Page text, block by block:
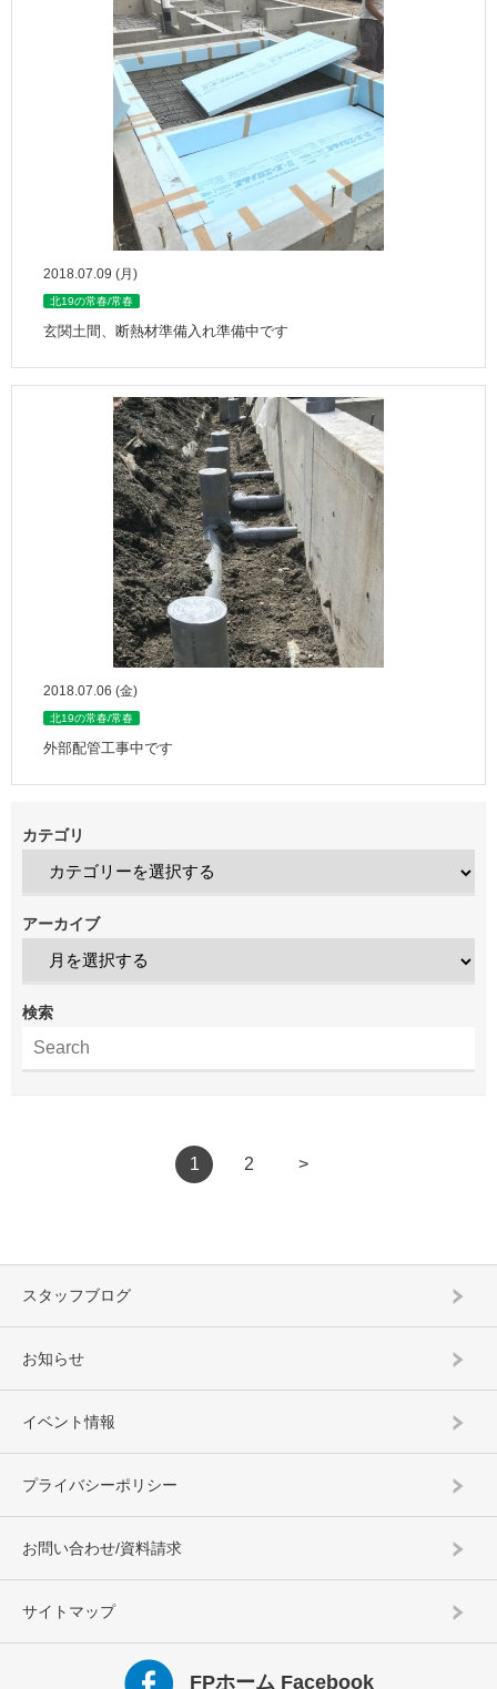
2018.07.09 (月)
北19の常春/常春
玄関土間、断熱材準備入れ準備中です
2018.07.06 (金)
北19の常春/常春
外部配管工事中です
カテゴリ
アーカイブ
検索
1 2 >
スタッフブログ
お知らせ
イベント情報
プライバシーポリシー
お問い合わせ/資料請求
サイトマップ
FPホーム Facebook